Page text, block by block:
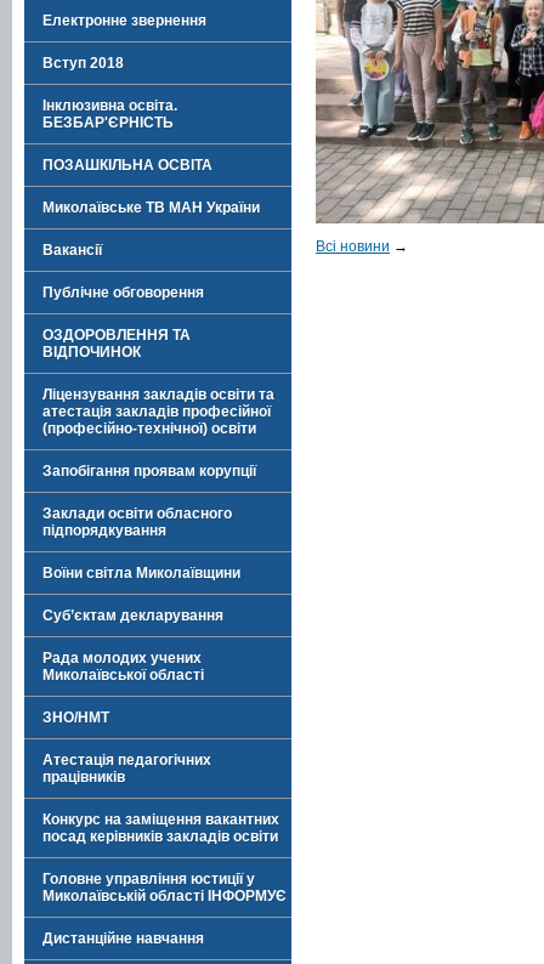
Електронне звернення
Вступ 2018
Інклюзивна освіта.
БЕЗБАР'ЄРНІСТЬ
ПОЗАШКІЛЬНА ОСВІТА
Миколаївське ТВ МАН України
Вакансії
Публічне обговорення
ОЗДОРОВЛЕННЯ ТА
ВІДПОЧИНОК
Ліцензування закладів освіти та
атестація закладів професійної
(професійно-технічної) освіти
Запобігання проявам корупції
Заклади освіти обласного
підпорядкування
Воїни світла Миколаївщини
Суб’єктам декларування
Рада молодих учених
Миколаївської області
ЗНО/НМТ
Атестація педагогічних
працівників
Конкурс на заміщення вакантних
посад керівників закладів освіти
Головне управління юстиції у
Миколаївській області ІНФОРМУЄ
Дистанційне навчання
Всі новини →